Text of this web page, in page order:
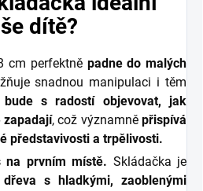
dítě?
cm perfektněpadne do malých
snadnou manipulaci i těm
bude s radostí objevovat, jak
zapadají, což významně přispívá
představivosti a trpělivosti.
na prvním místě. Skládačka je
s hladkými, zaoblenými